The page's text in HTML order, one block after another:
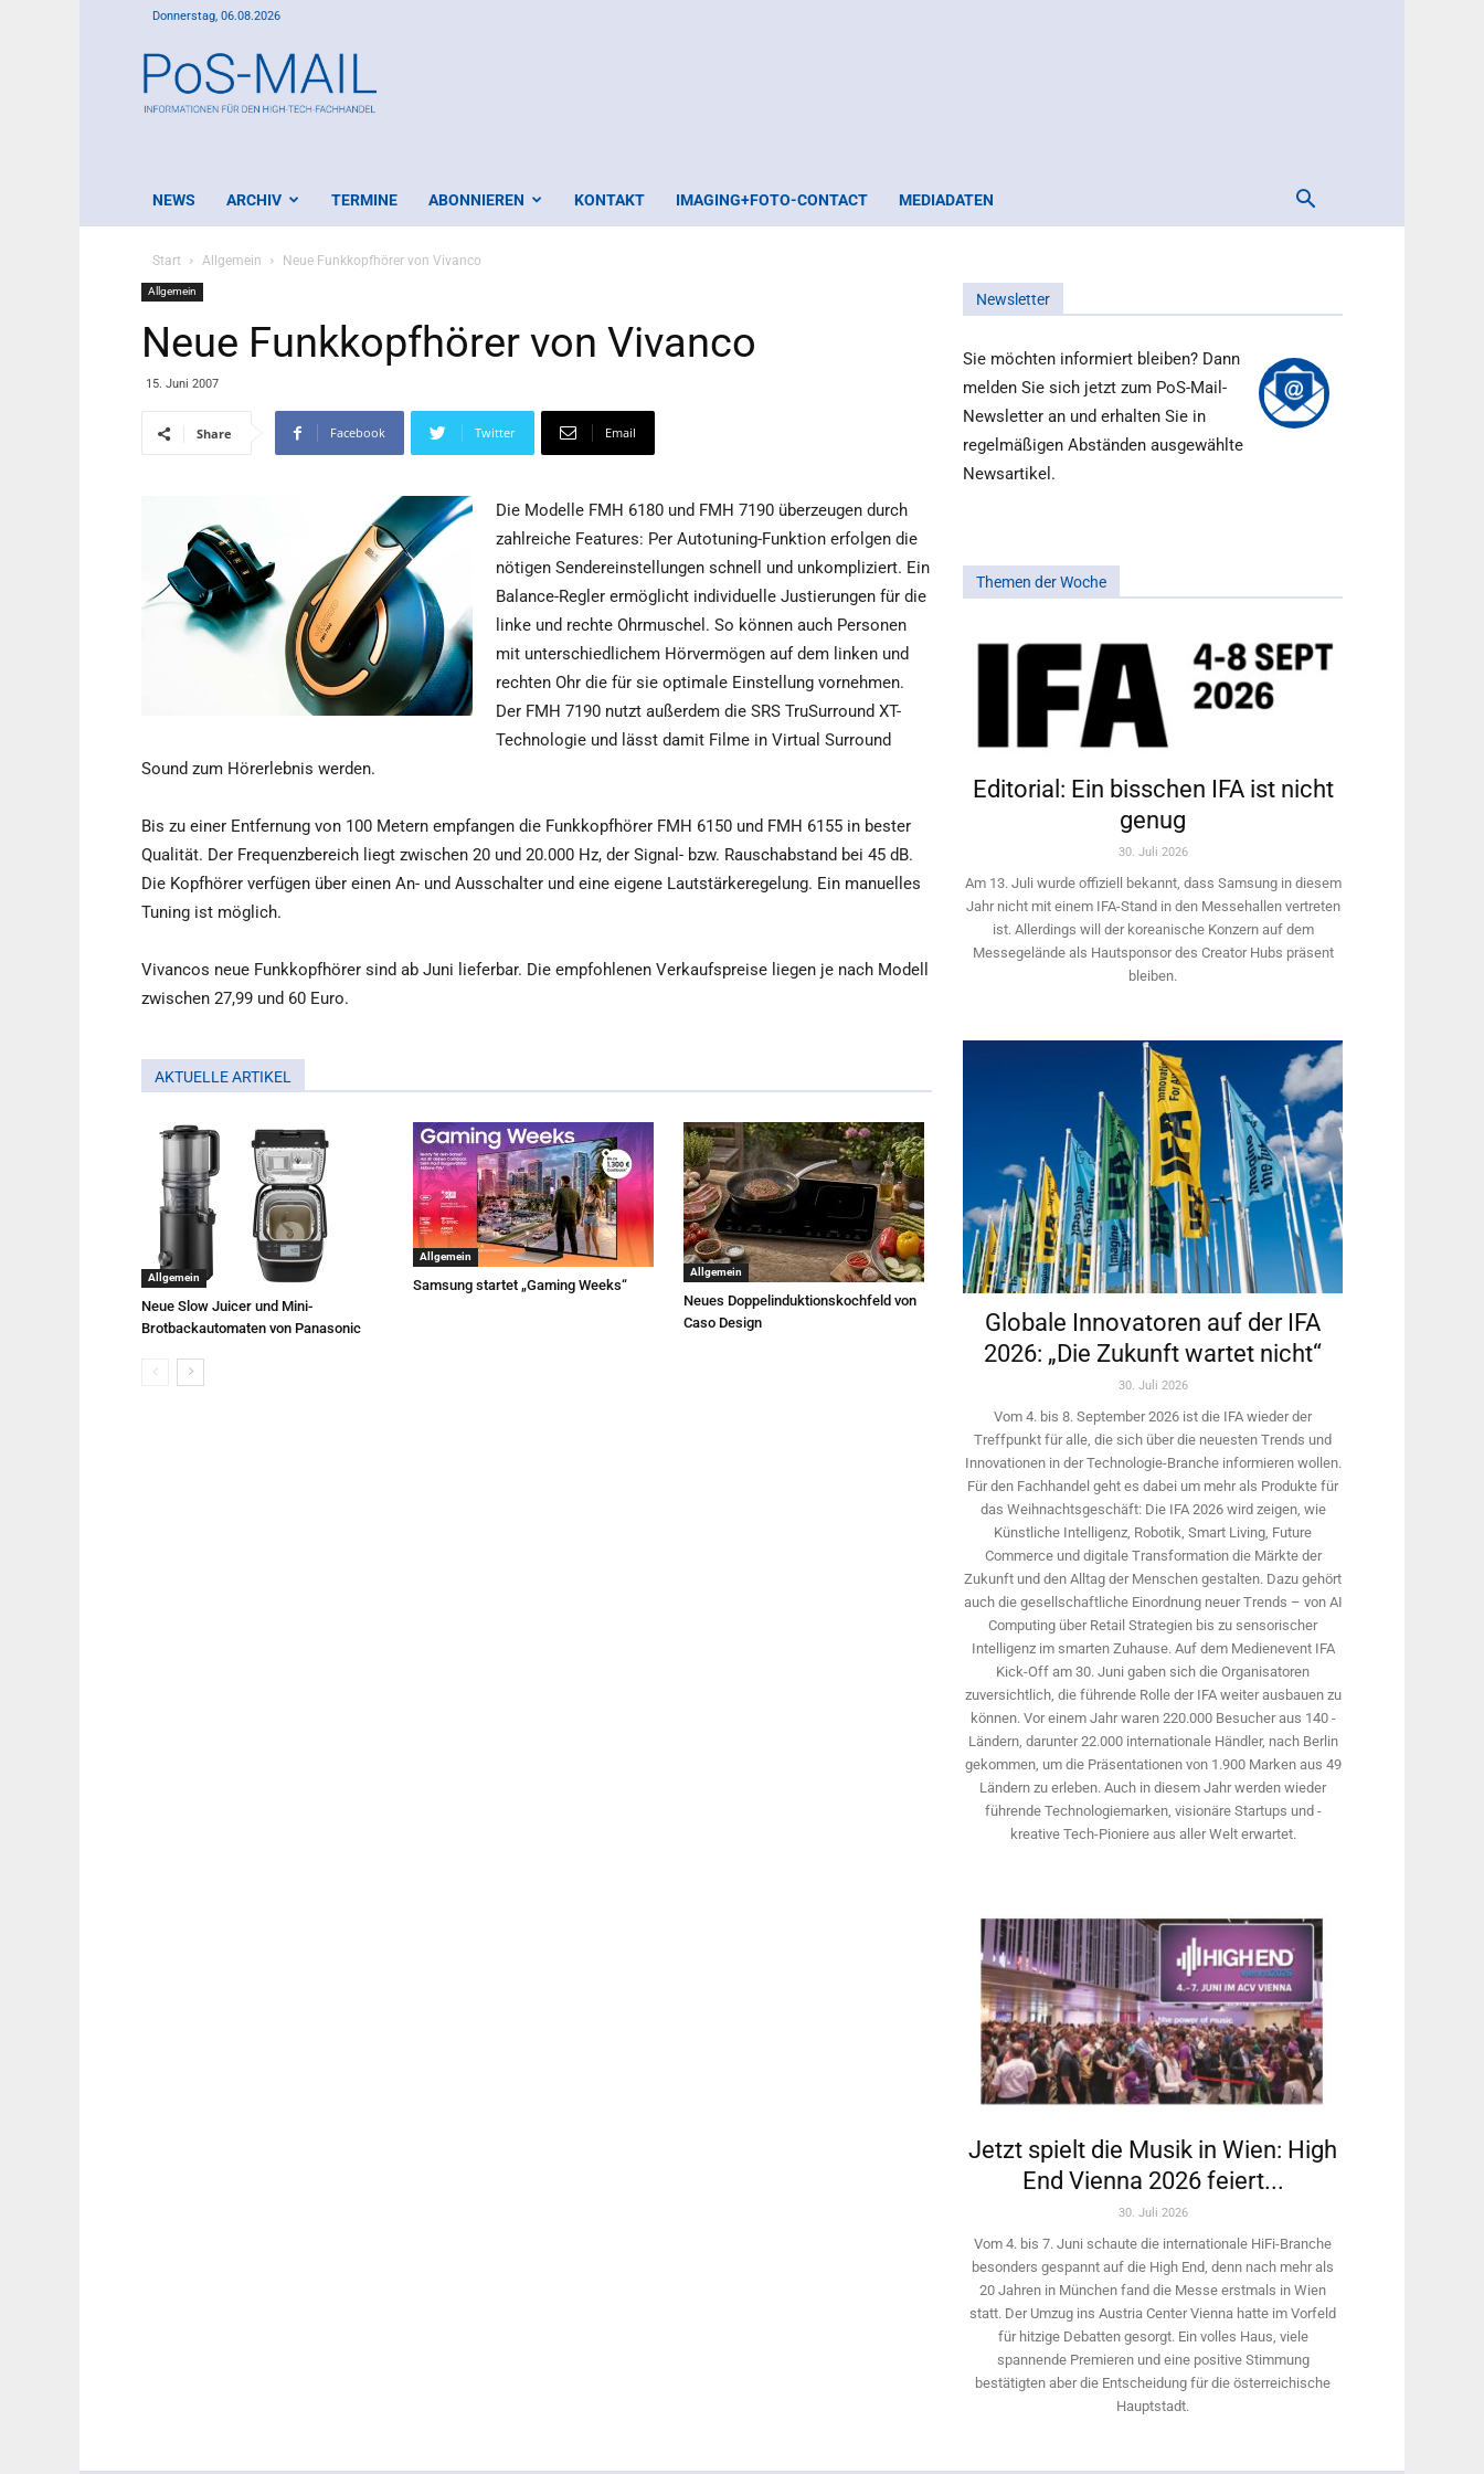
Donnerstag, 06.08.2026
Mail
NEWS ARCHIV TERMINE ABONNIEREN KONTAKT IMAGING+FOTO-CONTACT MEDIADATEN
Start Allgemein Neue Funkkopfhörer von Vivanco
Allgemein
Neue Funkkopfhörer von Vivanco
15. Juni 2007
Share Facebook Twitter Email
Die Modelle FMH 6180 und FMH 7190 überzeugen durch
zahlreiche Features: Per Autotuning-Funktion erfolgen die
nötigen Sendereinstellungen schnell und unkompliziert. Ein
Balance-Regler ermöglicht individuelle Justierungen für die
linke und rechte Ohrmuschel. So können auch Personen
mit unterschiedlichem Hörvermögen auf dem linken und
rechten Ohr die für sie optimale Einstellung vornehmen.
Der FMH 7190 nutzt außerdem die SRS TruSurround XT-
Technologie und lässt damit Filme in Virtual Surround
Sound zum Hörerlebnis werden.
Bis zu einer Entfernung von 100 Metern empfangen die Funkkopfhörer FMH 6150 und FMH 6155 in bester
Qualität. Der Frequenzbereich liegt zwischen 20 und 20.000 Hz, der Signal- bzw. Rauschabstand bei 45 dB.
Die Kopfhörer verfügen über einen An- und Ausschalter und eine eigene Lautstärkeregelung. Ein manuelles
Tuning ist möglich.
Vivancos neue Funkkopfhörer sind ab Juni lieferbar. Die empfohlenen Verkaufspreise liegen je nach Modell
zwischen 27,99 und 60 Euro.
AKTUELLE ARTIKEL
Allgemein
Neue Slow Juicer und Mini-
Brotbackautomaten von Panasonic
Allgemein
Samsung startet „Gaming Weeks“
Allgemein
Neues Doppelinduktionskochfeld von
Caso Design
Newsletter
Sie möchten informiert bleiben? Dann
melden Sie sich jetzt zum PoS-Mail-
Newsletter an und erhalten Sie in
regelmäßigen Abständen ausgewählte
Newsartikel.
Themen der Woche
Editorial: Ein bisschen IFA ist nicht
genug
30. Juli 2026
Am 13. Juli wurde offiziell bekannt, dass Samsung in diesem
Jahr nicht mit einem IFA-Stand in den Messehallen vertreten
ist. Allerdings will ­der koreanische Konzern auf dem
Messegelände als Hautsponsor des Creator Hubs präsent
bleiben.
Globale Innovatoren auf der IFA
2026: „Die Zukunft wartet nicht“
30. Juli 2026
Vom 4. bis 8. September 2026 ist die IFA wieder der
Treffpunkt für alle, die sich über die neuesten Trends und
Innovationen in der Technologie-­Branche informieren wollen.
Für den Fachhandel geht es dabei um mehr als Produkte für
das Weihnachtsgeschäft: Die IFA 2026 wird ­zeigen, wie
Künstliche Intelligenz, Robotik, Smart Living, Future
Commerce und digitale Trans­formation die Märkte der
Zukunft und den Alltag der Menschen gestalten. Dazu gehört
auch die gesellschaftliche Einordnung neuer Trends – von AI
Computing über Retail Strategien bis zu sensorischer
Intelligenz im smarten Zuhause. Auf dem Medien­event IFA
Kick-Off am 30. Juni gaben sich die Organisatoren
zuversichtlich, die führende Rolle der IFA weiter ausbauen zu
können. Vor einem Jahr ­waren 220.000 Besucher aus 140 ­
Ländern, ­darunter 22.000 internationale Händler, nach Berlin
gekommen, um die Präsen­tationen von 1.900 Marken aus 49
Ländern zu erleben. Auch in diesem Jahr werden wieder
führende Technologiemarken, visionäre Startups und ­
kreative Tech-Pioniere aus aller Welt erwartet.
Jetzt spielt die Musik in Wien: High
End Vienna 2026 feiert...
30. Juli 2026
Vom 4. bis 7. Juni schaute die internationale HiFi-Branche
besonders gespannt auf die High End, denn nach mehr als
20 Jahren in München fand die Messe erstmals in Wien
statt. Der Umzug ins Austria Center Vienna hatte im Vorfeld
für hitzige Debatten gesorgt. Ein volles Haus, viele
spannende Premieren und eine positive Stimmung
bestätigten aber die Entscheidung für die österreichische
Hauptstadt.